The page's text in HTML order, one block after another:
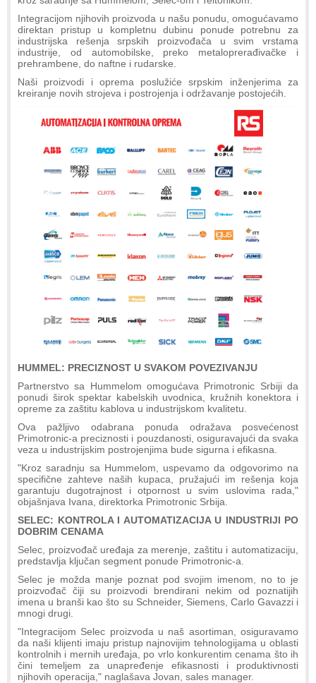
Integracijom njihovih proizvoda u našu ponudu, omogućavamo
direktan pristup u kompletnu dubinu ponude potrebnu za
industrijska rešenja srpskih proizvođača u svim vrstama
industrije, od automobilske, preko metaloprerađivačke i
prehrambene, do naftne i rudarske.
Naši proizvodi i oprema poslužiće srpskim inženjerima za
kreiranje novih strojeva i postrojenja i održavanje postojećih.
HUMMEL: PRECIZNOST U SVAKOM POVEZIVANJU
Partnerstvo sa Hummelom omogućava Primotronic Srbiji da
ponudi širok spektar kabelskih uvodnica, kružnih konektora i
opreme za zaštitu kablova u industrijskom kvalitetu.
Ova pažljivo odabrana ponuda odražava posvećenost
Primotronic-a preciznosti i pouzdanosti, osiguravajući da svaka
veza u industrijskim postrojenjima bude sigurna i efikasna.
"Kroz saradnju sa Hummelom, uspevamo da odgovorimo na
specifične zahteve naših kupaca, pružajući im rešenja koja
garantuju dugotrajnost i otpornost u svim uslovima rada,"
objašnjava Ivana, direktorka Primotronic Srbija.
SELEC: KONTROLA I AUTOMATIZACIJA U INDUSTRIJI PO
DOBRIM CENAMA
Selec, proizvođač uređaja za merenje, zaštitu i automatizaciju,
predstavlja ključan segment ponude Primotronic-a.
Selec je možda manje poznat pod svojim imenom, no to je
proizvođač čiji su proizvodi brendirani nekim od poznatijih
imena u branši kao što su Schneider, Siemens, Carlo Gavazzi i
mnogi drugi.
"Integracijom Selec proizvoda u naš asortiman, osiguravamo
da naši klijenti imaju pristup najnovijim tehnologijama u oblasti
kontrolnih i mernih uređaja, po vrlo konkurentim cenama što ih
čini temeljem za unapređenje efikasnosti i produktivnosti
njihovih operacija," naglašava Jovan, sales manager.